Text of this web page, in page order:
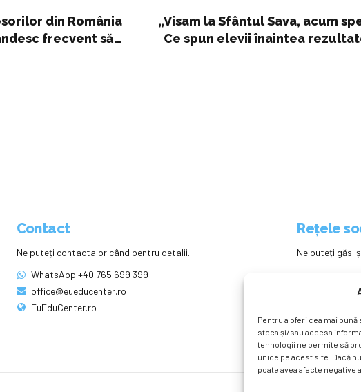
Pentru a oferi cea mai
stoca și/sau accesa
tehnologii ne permite să
unice pe acest site. Dacă
poate avea afecte
din România
frecvent să
„Visam la Sfântul Sava, acum
Ce spun elevii înaintea
Contact
Ne puteți contacta oricând pentru detalii.
WhatsApp +40 765 699 399
office@eueducenter.ro
EuEduCenter.ro
Rețele
Ne puteți găsi